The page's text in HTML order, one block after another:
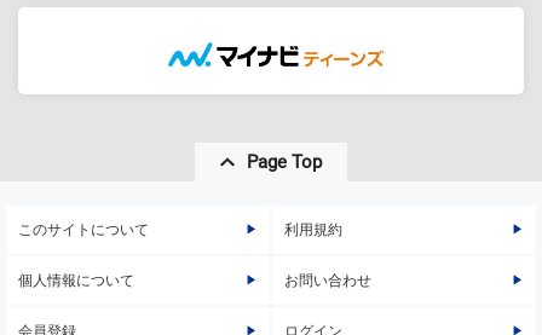
Page Top
このサイトについて 利用規約
個人情報について お問い合わせ
会員登録 ログイン